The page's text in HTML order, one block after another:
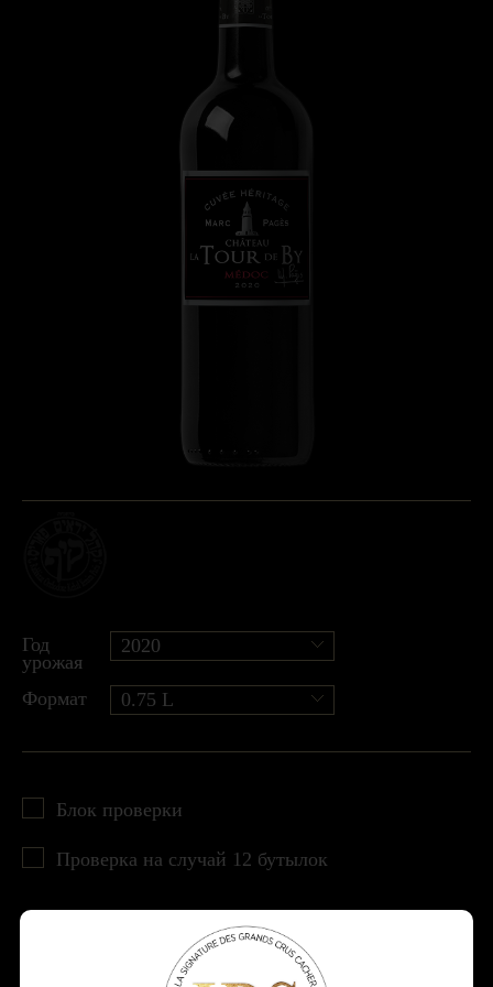
ограниченном количестве и выдерживается в
высокая утонченность сочетаются с
великолепным потенциалом к хранению.
Букет кюве 2020 отмечен соблазнительными
нот. Сливочный и фруктовый характер во вкусе.
Округлые, плотные, мелкозернистые танины
гармонируют с живостью и свежестью кислотной
структуры. Фруктовое и хрустящее послевкусие.
Медок большого изящества.
Год
урожая
2020
Формат 0.75 L
Блок проверки
Проверка на случай 12 бутылок
Ajouter au panier